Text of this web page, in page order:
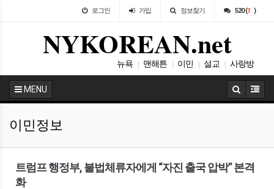
로그인 가입 정보찾기 520 (1 )
NYKOREAN.net
뉴욕 맨해튼 이민 설교 사랑방
나눔
MENU
이민정보
트럼프 행정부, 불법체류자에게 “자진 출국 압박” 본격
화